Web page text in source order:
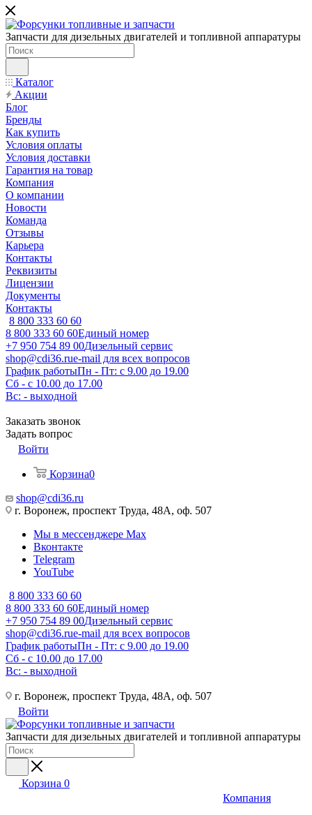
Запчасти для дизельных двигателей и топливной аппаратуры
Каталог
Акции
Блог
Бренды
Как купить
Условия оплаты
Условия доставки
Гарантия на товар
Компания
О компании
Новости
Команда
Отзывы
Карьера
Контакты
Реквизиты
Лицензии
Документы
Контакты
8 800 333 60 60
8 800 333 60 60Единый номер
+7 950 754 89 00Дизельный сервис
shop@cdi36.rue-mail для всех вопросов
График работыПн - Пт: с 9.00 до 19.00
Сб - с 10.00 до 17.00
Вс: - выходной
Заказать звонок
Задать вопрос
Войти
Корзина0
shop@cdi36.ru
г. Воронеж, проспект Труда, 48А, оф. 507
Мы в мессенджере Max
Вконтакте
Telegram
YouTube
8 800 333 60 60
8 800 333 60 60Единый номер
+7 950 754 89 00Дизельный сервис
shop@cdi36.rue-mail для всех вопросов
График работыПн - Пт: с 9.00 до 19.00
Сб - с 10.00 до 17.00
Вс: - выходной
г. Воронеж, проспект Труда, 48А, оф. 507
Войти
Запчасти для дизельных двигателей и топливной аппаратуры
Корзина 0
Компания